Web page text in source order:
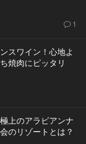
1
スワイン！心地よ
焼肉にピッタリ
上のアラビアンナ
のリゾートとは？